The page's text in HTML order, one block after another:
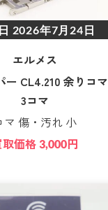
2026年7月24日
エルメス
ー CL4.210 余りコマ
3コマ
マ 傷・汚れ 小
取価格 3,000円